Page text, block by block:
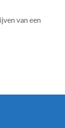
van een